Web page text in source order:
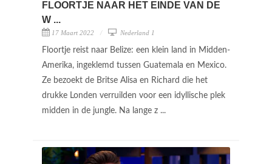
FLOORTJE NAAR HET EINDE VAN DE
W ...
17 Maart 2022 Nederland 1
Floortje reist naar Belize: een klein land in Midden-
Amerika, ingeklemd tussen Guatemala en Mexico.
Ze bezoekt de Britse Alisa en Richard die het
drukke Londen verruilden voor een idyllische plek
midden in de jungle. Na lange z ...